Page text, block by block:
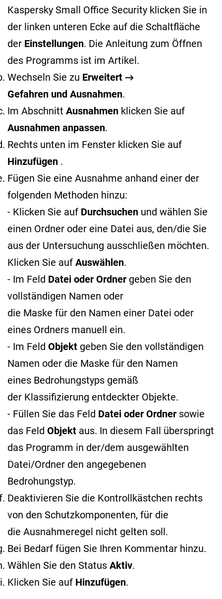
Kaspersky Small Office Security klicken Sie in
der linken unteren Ecke auf die Schaltfläche
der Einstellungen. Die Anleitung zum Öffnen
des Programms ist im Artikel.
Wechseln Sie zu Erweitert →
Gefahren und Ausnahmen.
Im Abschnitt Ausnahmen klicken Sie auf
Ausnahmen anpassen.
Rechts unten im Fenster klicken Sie auf
Hinzufügen .
Fügen Sie eine Ausnahme anhand einer der
folgenden Methoden hinzu:
- Klicken Sie auf Durchsuchen und wählen Sie
einen Ordner oder eine Datei aus, den/die Sie
aus der Untersuchung ausschließen möchten.
Klicken Sie auf Auswählen.
- Im Feld Datei oder Ordner geben Sie den
vollständigen Namen oder
die Maske für den Namen einer Datei oder
eines Ordners manuell ein.
- Im Feld Objekt geben Sie den vollständigen
Namen oder die Maske für den Namen
eines Bedrohungstyps gemäß
der Klassifizierung entdeckter Objekte.
- Füllen Sie das Feld Datei oder Ordner sowie
das Feld Objekt aus. In diesem Fall überspringt
das Programm in der/dem ausgewählten
Datei/Ordner den angegebenen
Bedrohungstyp.
Deaktivieren Sie die Kontrollkästchen rechts
von den Schutzkomponenten, für die
die Ausnahmeregel nicht gelten soll.
Bei Bedarf fügen Sie Ihren Kommentar hinzu.
Wählen Sie den Status Aktiv.
Klicken Sie auf Hinzufügen.